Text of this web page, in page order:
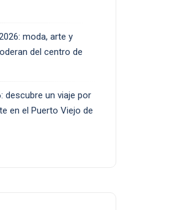
moda, arte y
del centro de
descubre un viaje por
en el Puerto Viejo de